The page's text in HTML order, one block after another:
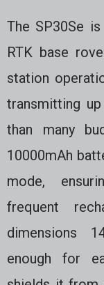
The
RTK base
station
transmitting
than many
10000mAh
mode,
frequent
dimensions
enough for